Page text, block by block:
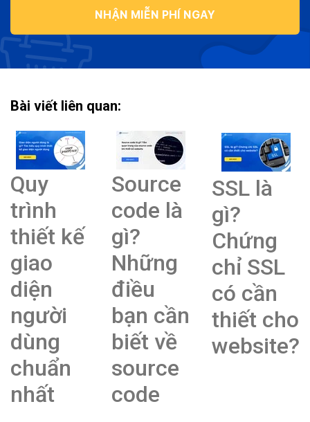
NHẬN MIỄN PHÍ NGAY
Bài viết liên quan:
Quy
trình
thiết kế
giao
diện
người
dùng
chuẩn
nhất
Source
code là
gì?
Những
điều
bạn cần
biết về
source
code
SSL là
gì?
Chứng
chỉ SSL
có cần
thiết cho
website?